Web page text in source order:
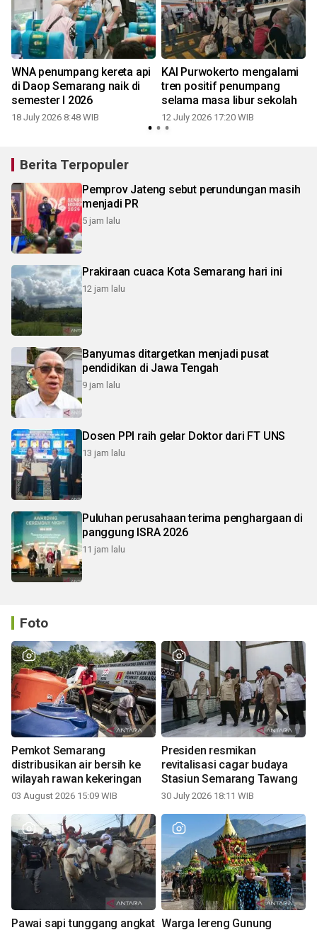
WNA penumpang kereta api
di Daop Semarang naik di
semester I 2026
18 July 2026 8:48 WIB
KAI Purwokerto mengalami
tren positif penumpang
selama masa libur sekolah
12 July 2026 17:20 WIB
Berita Terpopuler
Pemprov Jateng sebut perundungan masih
menjadi PR
5 jam lalu
Prakiraan cuaca Kota Semarang hari ini
12 jam lalu
Banyumas ditargetkan menjadi pusat
pendidikan di Jawa Tengah
9 jam lalu
Dosen PPI raih gelar Doktor dari FT UNS
13 jam lalu
Puluhan perusahaan terima penghargaan di
panggung ISRA 2026
11 jam lalu
Foto
Pemkot Semarang
distribusikan air bersih ke
wilayah rawan kekeringan
03 August 2026 15:09 WIB
Presiden resmikan
revitalisasi cagar budaya
Stasiun Semarang Tawang
30 July 2026 18:11 WIB
Pawai sapi tunggang angkat Warga lereng Gunung